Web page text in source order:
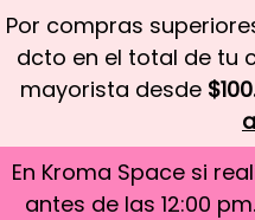
Por compras
dcto en el total de tu
mayorista desde
En Kroma Space si
antes de las 12:00